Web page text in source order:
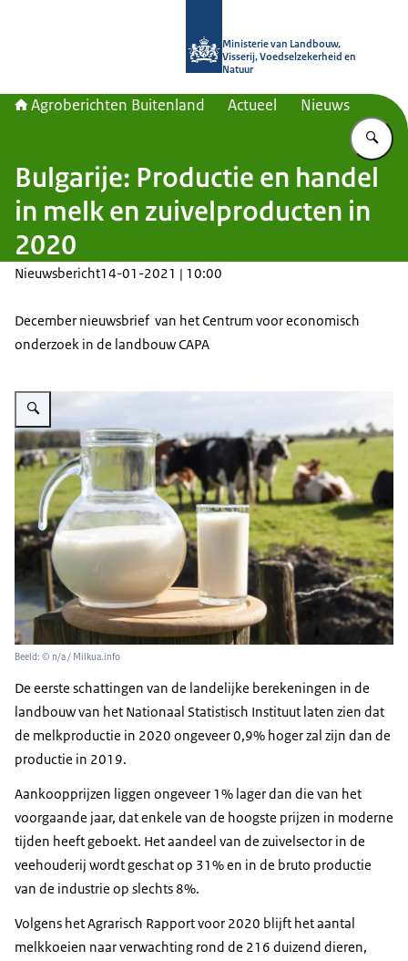
Ministerie van Landbouw,
Visserij, Voedselzekerheid en
Natuur
Agroberichten Buitenland Actueel Nieuws
Bulgarije: Productie en handel
in melk en zuivelproducten in
2020
Nieuwsbericht14-01-2021 | 10:00
December nieuwsbrief van het Centrum voor economisch
onderzoek in de landbouw CAPA
Vergroot afbeelding Milk
Beeld: © n/a / Milkua.info
De eerste schattingen van de landelijke berekeningen in de
landbouw van het Nationaal Statistisch Instituut laten zien dat
de melkproductie in 2020 ongeveer 0,9% hoger zal zijn dan de
productie in 2019.
Aankoopprijzen liggen ongeveer 1% lager dan die van het
voorgaande jaar, dat enkele van de hoogste prijzen in moderne
tijden heeft geboekt. Het aandeel van de zuivelsector in de
veehouderij wordt geschat op 31% en in de bruto productie
van de industrie op slechts 8%.
Volgens het Agrarisch Rapport voor 2020 blijft het aantal
melkkoeien naar verwachting rond de 216 duizend dieren,